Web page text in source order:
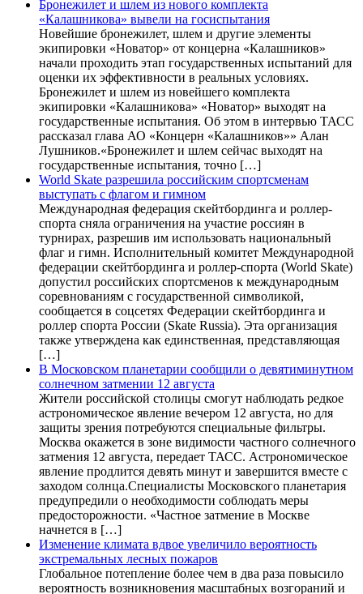
Бронежилет и шлем из нового комплекта
«Калашникова» вывели на госиспытания
Новейшие бронежилет, шлем и другие элементы
экипировки «Новатор» от концерна «Калашников»
начали проходить этап государственных испытаний для
оценки их эффективности в реальных условиях.
Бронежилет и шлем из новейшего комплекта
экипировки «Калашникова» «Новатор» выходят на
государственные испытания. Об этом в интервью ТАСС
рассказал глава АО «Концерн «Калашников»» Алан
Лушников.«Бронежилет и шлем сейчас выходят на
государственные испытания, точно […]
World Skate разрешила российским спортсменам
выступать с флагом и гимном
Международная федерация скейтбординга и роллер-
спорта сняла ограничения на участие россиян в
турнирах, разрешив им использовать национальный
флаг и гимн. Исполнительный комитет Международной
федерации скейтбординга и роллер-спорта (World Skate)
допустил российских спортсменов к международным
соревнованиям с государственной символикой,
сообщается в соцсетях Федерации скейтбординга и
роллер спорта России (Skate Russia). Эта организация
также утверждена как единственная, представляющая
[…]
В Московском планетарии сообщили о девятиминутном
солнечном затмении 12 августа
Жители российской столицы смогут наблюдать редкое
астрономическое явление вечером 12 августа, но для
защиты зрения потребуются специальные фильтры.
Москва окажется в зоне видимости частного солнечного
затмения 12 августа, передает ТАСС. Астрономическое
явление продлится девять минут и завершится вместе с
заходом солнца.Специалисты Московского планетария
предупредили о необходимости соблюдать меры
предосторожности. «Частное затмение в Москве
начнется в […]
Изменение климата вдвое увеличило вероятность
экстремальных лесных пожаров
Глобальное потепление более чем в два раза повысило
вероятность возникновения масштабных возгораний и